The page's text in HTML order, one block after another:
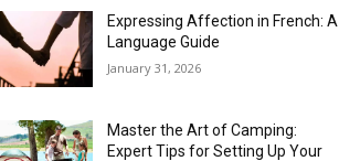
Expressing Affection in French: A
Language Guide
January 31, 2026
Master the Art of Camping:
Expert Tips for Setting Up Your